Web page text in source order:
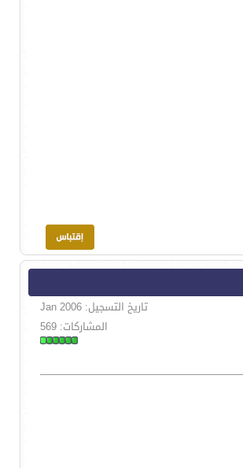
تاريخ التسجيل: Jan 2006
المشاركات: 569